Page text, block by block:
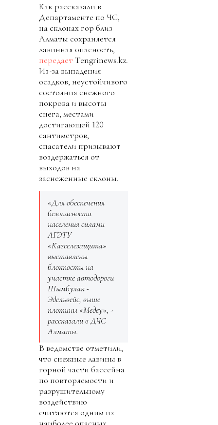
Как рассказали в
Департаменте по ЧС,
на склонах гор близ
Алматы сохраняется
лавинная опасность,
передает Tengrinews.kz.
Из-за выпадения
осадков, неустойчивого
состояния снежного
покрова и высоты
снега, местами
достигающей 120
сантиметров,
спасатели призывают
воздержаться от
выходов на
заснеженные склоны.
«Для обеспечения
безопасности
населения силами
АГЭТУ
«Казселезащита»
выставлены
блокпосты на
участке автодороги
Шымбулак -
Эдельвейс, выше
плотины «Медеу», -
рассказали в ДЧС
Алматы.
В ведомстве отметили,
что снежные лавины в
горной части бассейна
по повторяемости и
разрушительному
воздействию
считаются одним из
наиболее опасных